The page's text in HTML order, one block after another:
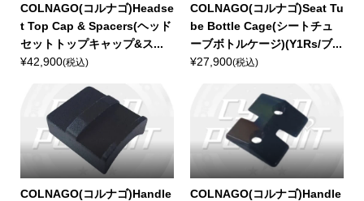
COLNAGO(コルナゴ)Headse
t Top Cap & Spacers(ヘッド
セットトップキャップ&ス...
¥42,900(税込)
COLNAGO(コルナゴ)Seat Tu
be Bottle Cage(シートチュ
ーブボトルケージ)(Y1Rs/ブ...
¥27,900(税込)
COLNAGO(コルナゴ)Handle
COLNAGO(コルナゴ)Handle